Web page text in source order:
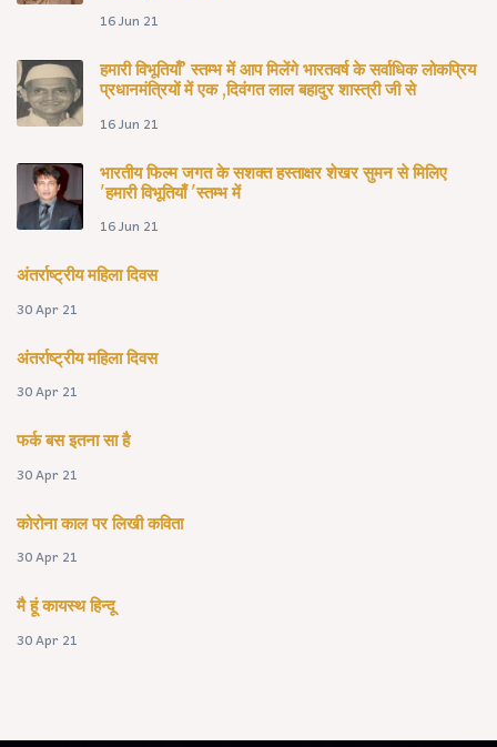
16 Jun 21
हमारी विभूतियाँ’ स्तम्भ में आप मिलेंगे भारतवर्ष के सर्वाधिक लोकप्रिय
प्रधानमंत्रियों में एक ,दिवंगत लाल बहादुर शास्त्री जी से
16 Jun 21
भारतीय फिल्म जगत के सशक्त हस्ताक्षर शेखर सुमन से मिलिए
'हमारी विभूतियाँ 'स्तम्भ में
16 Jun 21
अंतर्राष्ट्रीय महिला दिवस
30 Apr 21
अंतर्राष्ट्रीय महिला दिवस
30 Apr 21
फर्क बस इतना सा है
30 Apr 21
कोरोना काल पर लिखी कविता
30 Apr 21
मै हूं कायस्थ हिन्दू
30 Apr 21